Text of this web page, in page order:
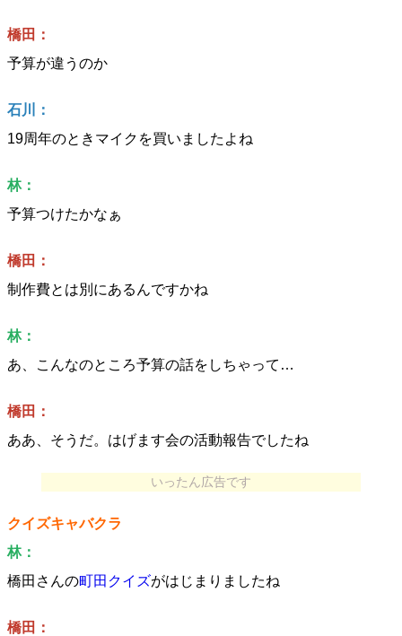
橋田：
予算が違うのか
石川：
19周年のときマイクを買いましたよね
林：
予算つけたかなぁ
橋田：
制作費とは別にあるんですかね
林：
あ、こんなのところ予算の話をしちゃって…
橋田：
ああ、そうだ。はげます会の活動報告でしたね
いったん広告です
クイズキャバクラ
林：
橋田さんの町田クイズがはじまりましたね
橋田：